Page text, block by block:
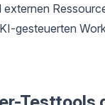
gesteuerten